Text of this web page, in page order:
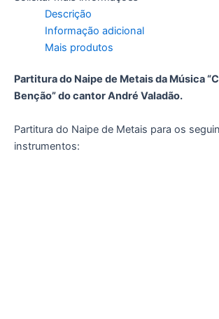
Descrição
Informação adicional
Mais produtos
Partitura do Naipe de Metais da Música
Benção” do cantor André Valadão.
Partitura do Naipe de Metais para os
instrumentos: